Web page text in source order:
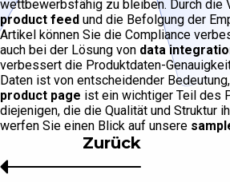
wettbewerbsfähig zu bleiben. Durch die
product feed und die Befolgung der
Artikel können Sie die Compliance
auch bei der Lösung von data
verbessert die Produktdaten-
Daten ist von entscheidender
product page ist ein wichtiger Teil des
diejenigen, die die Qualität und Struktur
werfen Sie einen Blick auf unsere
Zurück